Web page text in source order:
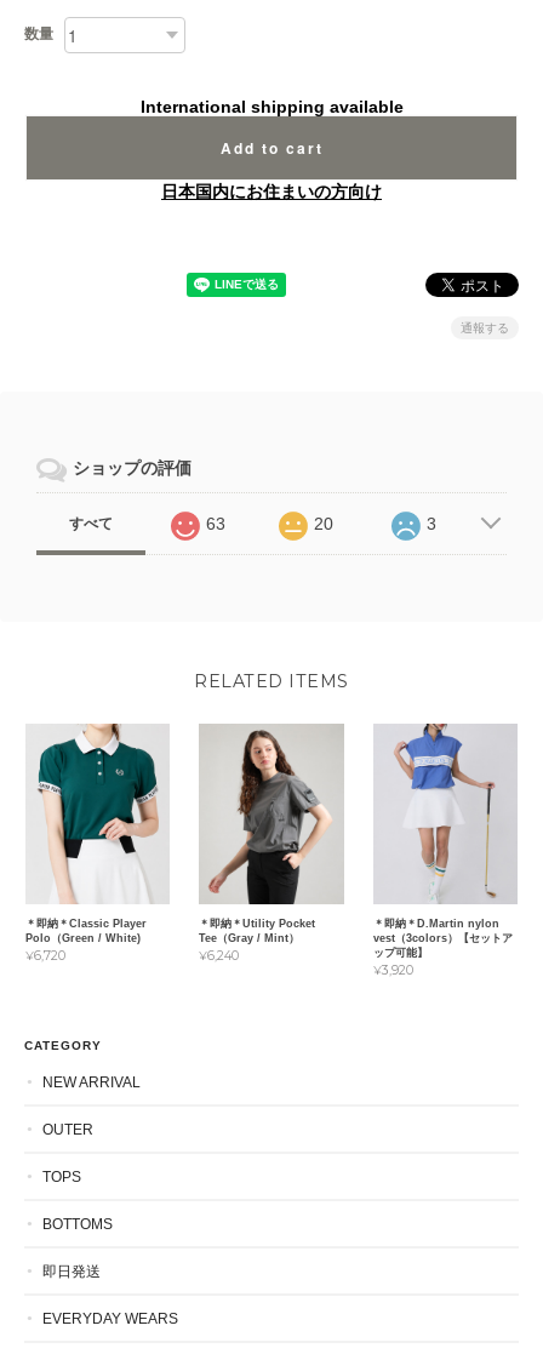
数量
International shipping available
Add to cart
日本国内にお住まいの方向け
通報する
ショップの評価
すべて 63 20 3
RELATED ITEMS
＊即納＊Classic Player
Polo（Green / White)
¥6,720
＊即納＊Utility Pocket
Tee（Gray / Mint）
¥6,240
＊即納＊D.Martin nylon
vest（3colors）【セットア
ップ可能】
¥3,920
CATEGORY
NEW ARRIVAL
OUTER
TOPS
BOTTOMS
即日発送
EVERYDAY WEARS